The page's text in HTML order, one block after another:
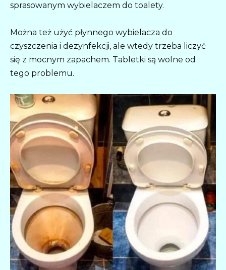
sprasowanym wybielaczem do toalety.
Można też użyć płynnego wybielacza do
czyszczenia i dezynfekcji, ale wtedy trzeba liczyć
się z mocnym zapachem. Tabletki są wolne od
tego problemu.